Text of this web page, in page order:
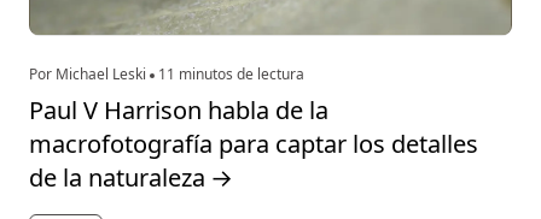
Por Michael Leski 11 minutos de lectura
Paul V Harrison habla de la
macrofotografía para captar los detalles
de la naturaleza →